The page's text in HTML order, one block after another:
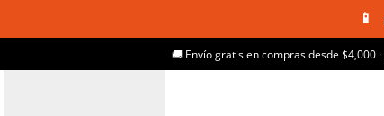
📱
🚚 Envío gratis en compras desde $4,000